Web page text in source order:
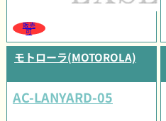
販売
可
モトローラ(MOTOROLA)
AC-LANYARD-05